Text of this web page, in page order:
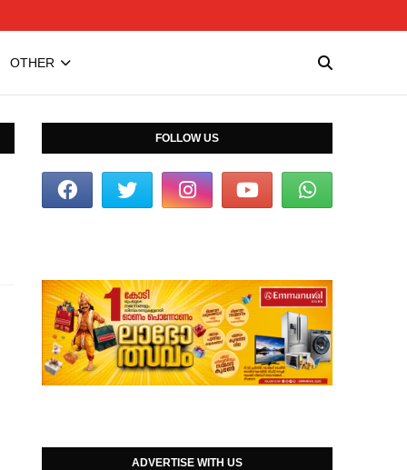
OTHER
FOLLOW US
ADVERTISE WITH US